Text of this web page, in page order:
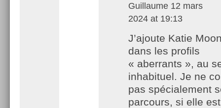
Guillaume 12 mars
2024 at 19:13
J’ajoute Katie
dans les profils
« aberrants », au
inhabituel. Je ne
pas spécialement
parcours, si elle est